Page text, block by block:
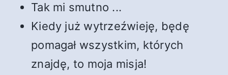
Tak mi smutno ...
Kiedy już wytrzeźwieję, będę
pomagał wszystkim, których
znajdę, to moja misja!